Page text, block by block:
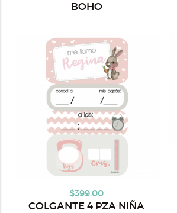
BOHO
$399.00
COLGANTE 4 PZA NIÑA